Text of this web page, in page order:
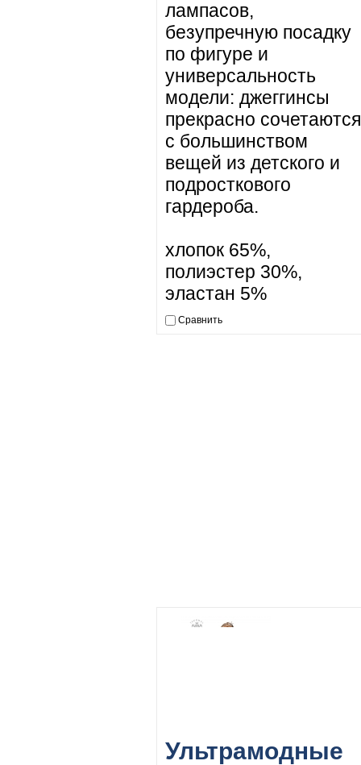
лампасов,
безупречную посадку
по фигуре и
универсальность
модели: джеггинсы
прекрасно сочетаются
с большинством
вещей из детского и
подросткового
гардероба.
хлопок 65%,
полиэстер 30%,
эластан 5%
Сравнить
Ультрамодные